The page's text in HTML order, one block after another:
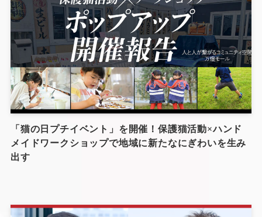
「猫の日プチイベント」を開催！保護猫活動×ハンド
メイドワークショップで地域に新たなにぎわいを生み
出す